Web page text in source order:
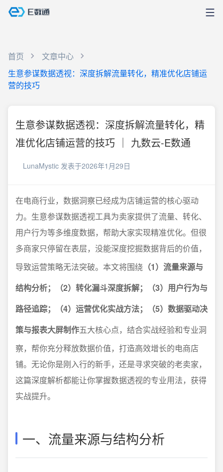
首页
文章中心
生意参谋数据透视：深度拆解流量转化，精准优化店铺运
营的技巧
生意参谋数据透视：深度拆解流量转化，精
准优化店铺运营的技巧 ｜ 九数云-E数通
LunaMystic 发表于2026年1月29日
在电商行业，数据洞察已经成为店铺运营的核心驱动
力。生意参谋数据透视工具为卖家提供了流量、转化、
用户行为等多维度数据，帮助大家实现精准优化。但很
多商家只停留在表层，没能深度挖掘数据背后的价值，
导致运营策略无法突破。本文将围绕 （1）流量来源与
结构分析；（2）转化漏斗深度拆解；（3）用户行为与
路径追踪；（4）运营优化实战方法；（5）数据驱动决
策与报表大屏制作五大核心点，结合实战经验和专业洞
察，帮你充分释放数据价值，打造高效增长的电商店
铺。无论你是刚入行的新手，还是寻求突破的老卖家，
这篇深度解析都能让你掌握数据透视的专业用法，获得
实战提升。
一、流量来源与结构分析